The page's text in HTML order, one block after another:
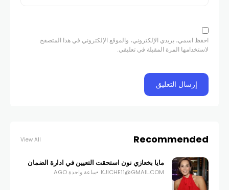
احفظ اسمي، بريدي الإلكتروني، والموقع الإلكتروني في هذا المتصفح
لاستخدامها المرة المقبلة في تعليقي.
Recommended
View All
مايا بخعازي نون استحقت التعيين في ادارة الضمان
KJICHE11@GMAIL.COM ساعة واحدة AGO